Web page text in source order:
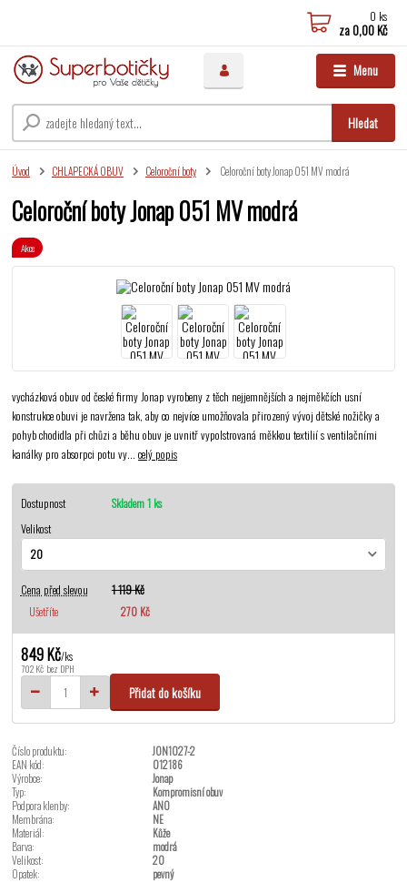
Menu
Hledat
0 ks
za0,00 Kč
Úvod CHLAPECKÁ OBUV Celoroční boty Celoroční boty Jonap 051 MV modrá
Celoroční boty Jonap 051 MV modrá
Akce
vycházková obuv od české firmy Jonap vyrobeny z těch nejjemnějších a nejměkčích usní
konstrukce obuvi je navržena tak, aby co nejvíce umožňovala přirozený vývoj dětské nožičky a
pohyb chodidla při chůzi a běhu obuv je uvnitř vypolstrovaná měkkou textilií s ventilačními
kanálky pro absorpci potu vy...celý popis
Dostupnost
Skladem 1 ks
Velikost
Cena před slevou
1 119 Kč
Ušetříte
270 Kč
849 Kč/ks
702 Kč bez DPH
Přidat do košíku
Číslo produktu:
JON1027-2
EAN kód:
012186
Výrobce:
Jonap
Typ:
Kompromisní obuv
Podpora klenby:
ANO
Membrána:
NE
Materiál:
Kůže
Barva:
modrá
Velikost:
20
Opatek:
pevný